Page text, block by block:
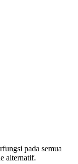
pada semua
alternatif.